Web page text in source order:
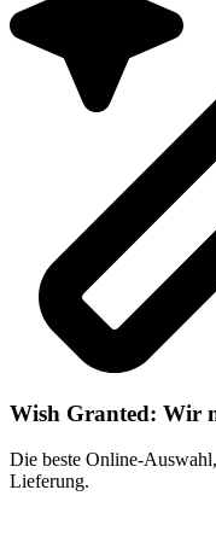
Wish Granted: Wir
Die beste Online-
Lieferung.